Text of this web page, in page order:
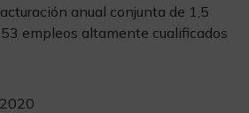
anual conjunta de 1,5
empleos altamente cualificados